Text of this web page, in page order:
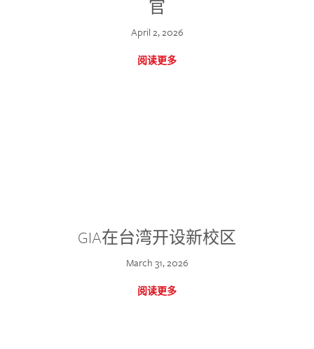
官
April 2, 2026
阅读更多
GIA在台湾开设新校区
March 31, 2026
阅读更多